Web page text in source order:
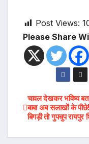
Post Views:
Please Share
Post
चावल देखकर भविष्य
बाबा अब सलाखों के
बिगड़ी तो गुपचुप रायपुर